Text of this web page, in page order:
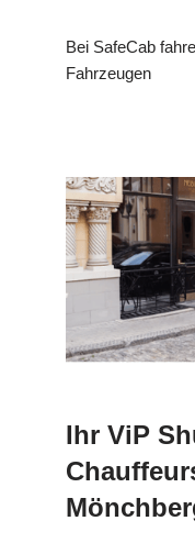
Bei SafeCab
Fahrzeugen
Ihr ViP